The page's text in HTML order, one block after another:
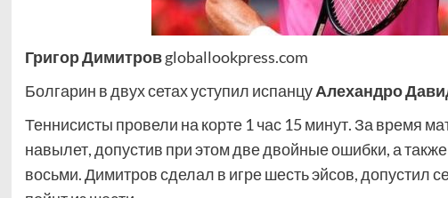
Григор Димитровgloballookpress.com
Болгарин в двух сетах уступил испанцуАлехандро
Теннисисты провели на корте 1 час 15 минут. За время
навылет, допустив при этом две двойные ошибки, а
восьми. Димитров сделал в игре шесть эйсов, допустил